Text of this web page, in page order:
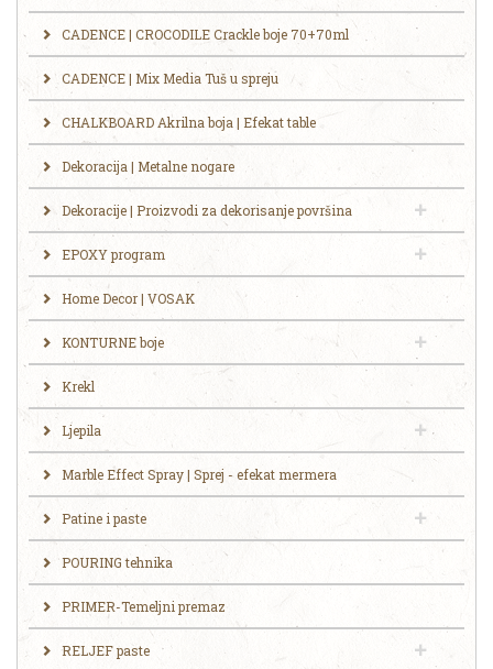
CADENCE | CROCODILE Crackle boje 70+70ml
CADENCE | Mix Media Tuš u spreju
CHALKBOARD Akrilna boja | Efekat table
Dekoracija | Metalne nogare
Dekoracije | Proizvodi za dekorisanje površina
EPOXY program
Home Decor | VOSAK
KONTURNE boje
Krekl
Ljepila
Marble Effect Spray | Sprej - efekat mermera
Patine i paste
POURING tehnika
PRIMER-Temeljni premaz
RELJEF paste